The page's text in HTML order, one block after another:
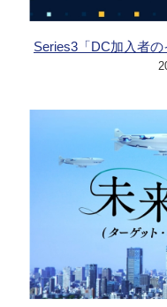
Series3「DC加入者